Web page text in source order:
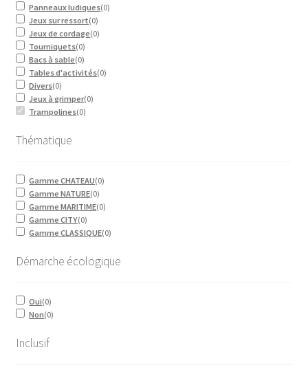
Panneaux ludiques(0)
Jeux sur ressort(0)
Jeux de cordage(0)
Tourniquets(0)
Bacs à sable(0)
Tables d'activités(0)
Divers(0)
Jeux à grimper(0)
Trampolines(0)
Thématique
Gamme CHATEAU(0)
Gamme NATURE(0)
Gamme MARITIME(0)
Gamme CITY(0)
Gamme CLASSIQUE(0)
Démarche écologique
Oui(0)
Non(0)
Inclusif